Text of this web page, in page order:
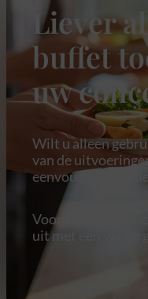
Liever
buffet
uw
Wilt u alleen
van de
eenvoudig toe
Voor € 35 per
uit met een